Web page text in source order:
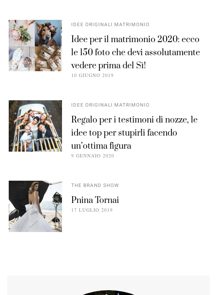
IDEE ORIGINALI MATRIMONIO
Idee per il matrimonio 2020: ecco
le 150 foto che devi assolutamente
vedere prima del Sì!
10 GIUGNO 2019
IDEE ORIGINALI MATRIMONIO
Regalo per i testimoni di nozze, le
idee top per stupirli facendo
un’ottima figura
9 GENNAIO 2020
THE BRAND SHOW
Pnina Tornai
17 LUGLIO 2019